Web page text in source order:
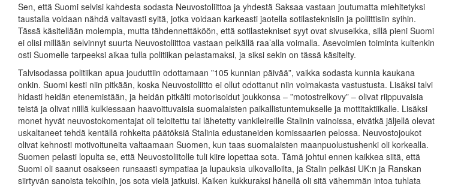
Sen, että Suomi selvisi kahdesta sodasta Neuvostoliittoa ja yhdestä Saksaa vastaan joutumatta miehitetyksi
taustalla voidaan nähdä valtavasti syitä, jotka voidaan karkeasti jaotella sotilasteknisiin ja poliittisiin syihin.
Tässä käsitellään molempia, mutta tähdennettäköön, että sotilastekniset syyt ovat sivuseikka, sillä pieni Suomi
ei olisi millään selvinnyt suurta Neuvostoliittoa vastaan pelkällä raa’alla voimalla. Asevoimien toiminta kuitenkin
osti Suomelle tarpeeksi aikaa tulla politiikan pelastamaksi, ja siksi sekin on tässä käsitelty.
Talvisodassa politiikan apua jouduttiin odottamaan ”105 kunnian päivää”, vaikka sodasta kunnia kaukana
onkin. Suomi kesti niin pitkään, koska Neuvostoliitto ei ollut odottanut niin voimakasta vastustusta. Lisäksi talvi
hidasti heidän etenemistään, ja heidän pitkälti motorisoidut joukkonsa – ”motostrelkovy” – olivat riippuvaisia
teistä ja olivat niillä kulkiessaan haavoittuvaisia suomalaisten paikallistuntemukselle ja mottitaktiikalle. Lisäksi
monet hyvät neuvostokomentajat oli teloitettu tai lähetetty vankileireille Stalinin vainoissa, eivätkä jäljellä olevat
uskaltaneet tehdä kentällä rohkeita päätöksiä Stalinia edustaneiden komissaarien pelossa. Neuvostojoukot
olivat kehnosti motivoituneita valtaamaan Suomen, kun taas suomalaisten maanpuolustushenki oli korkealla.
Suomen pelasti lopulta se, että Neuvostoliitolle tuli kiire lopettaa sota. Tämä johtui ennen kaikkea siitä, että
Suomi oli saanut osakseen runsaasti sympatiaa ja lupauksia ulkovalloilta, ja Stalin pelkäsi UK:n ja Ranskan
siirtyvän sanoista tekoihin, jos sota vielä jatkuisi. Kaiken kukkuraksi hänellä oli sitä vähemmän intoa tuhlata